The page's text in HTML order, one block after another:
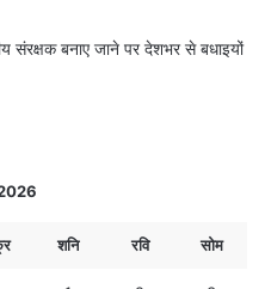
संरक्षक बनाए जाने पर देशभर से बधाइयों
शनि रवि सोम